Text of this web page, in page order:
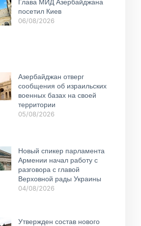
Глава МИД Азербайджана
посетил Киев
06/08/2026
Азербайджан отверг
сообщения об израильских
военных базах на своей
территории
05/08/2026
Новый спикер парламента
Армении начал работу с
разговора с главой
Верховной рады Украины
04/08/2026
Утвержден состав нового